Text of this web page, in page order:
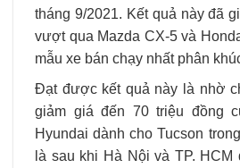
tháng 9/2021. Kết quả này đã
vượt qua Mazda CX-5 và
mẫu xe bán chạy nhất phân
Đạt được kết quả này là nhờ
giảm giá đến 70 triệu đồng
Hyundai dành cho Tucson
là sau khi Hà Nội và TP.